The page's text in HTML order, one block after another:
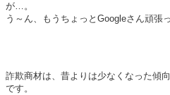
が…。
う～ん、もうちょっとGoogleさん頑張
詐欺商材は、昔よりは少なくなった傾
です。